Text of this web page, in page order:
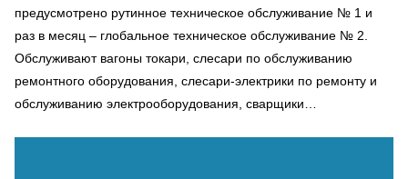
предусмотрено рутинное техническое обслуживание № 1 и
раз в месяц – глобальное техническое обслуживание № 2.
Обслуживают вагоны токари, слесари по обслуживанию
ремонтного оборудования, слесари-электрики по ремонту и
обслуживанию электрооборудования, сварщики…